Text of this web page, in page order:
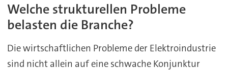
Welche strukturellen Probleme
belasten die Branche?
Die wirtschaftlichen Probleme der Elektroindustrie
sind nicht allein auf eine schwache Konjunktur